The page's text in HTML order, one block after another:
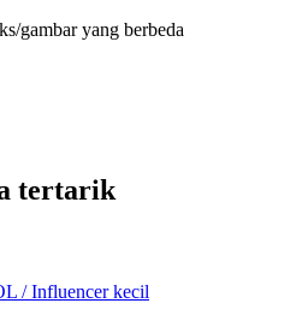
gambar yang berbeda
tertarik
/ Influencer kecil